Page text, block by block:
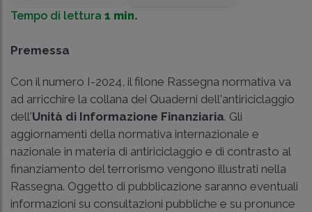
Tempo di lettura 1 min.
Premessa
Con il numero I-2024, il filone Rassegna normativa va
ad arricchire la collana dei Quaderni dell'antiriciclaggio
dell'Unità di Informazione Finanziaria. Gli
aggiornamenti della normativa internazionale e
nazionale in materia di antiriciclaggio e di contrasto al
finanziamento del terrorismo vengono illustrati nella
Rassegna. Oggetto di pubblicazione saranno eventuali
informazioni su consultazioni pubbliche e su pronunce